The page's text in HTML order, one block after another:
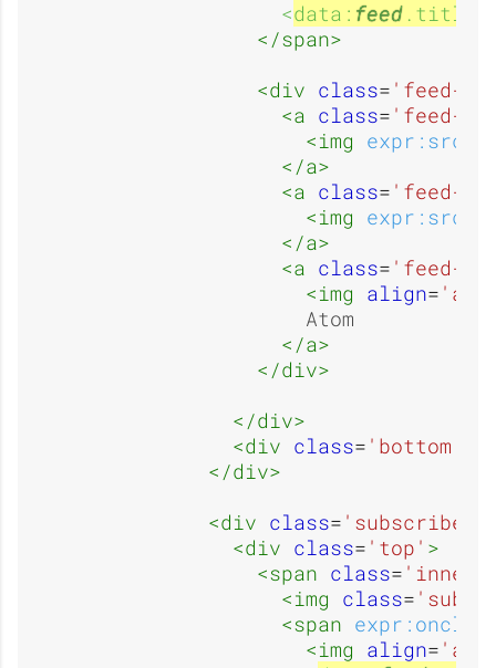
e
:
O
u
i
a
g
e
:
A
u
<data: feed .title
</span>
<div class= 'feed-
<a class= 'feed-
<img expr:src
</a>
<a class= 'feed-
<img expr:src
</a>
<a class= 'feed-
<img align=
                    Atom
</a>
</div>
</div>
<div class= 'bottom'
</div>
<div class= 'subscribe'
<div class= 'top' >
<span class= 'inner'
<img class=
<span
<img align=